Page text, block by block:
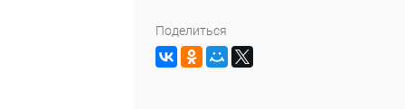
Поделиться